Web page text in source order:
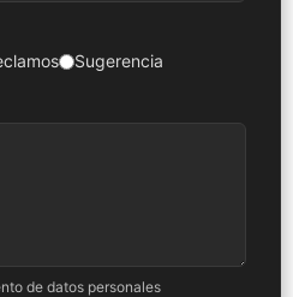
Sugerencia
de datos personales